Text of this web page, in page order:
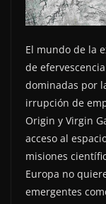
El mundo de la
de
dominadas por
irrupción de
Origin y Virgin
acceso al
misiones
Europa no
emergentes